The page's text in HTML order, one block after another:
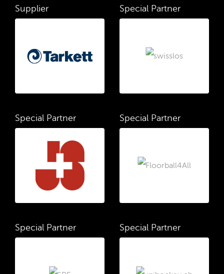
Supplier Special Partner
Special Partner Special Partner
Special Partner Special Partner